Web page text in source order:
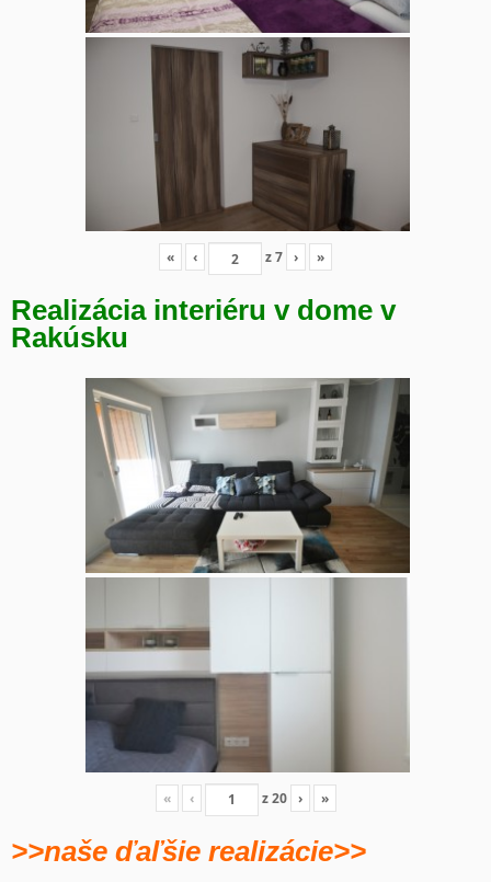
« ‹ z7 › »
Realizácia interiéru v dome v
Rakúsku
« ‹ z20 › »
>>naše ďaľšie realizácie>>